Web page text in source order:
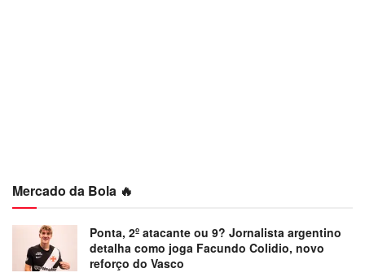
Mercado da Bola 🔥
Ponta, 2º atacante ou 9? Jornalista argentino
detalha como joga Facundo Colidio, novo
reforço do Vasco